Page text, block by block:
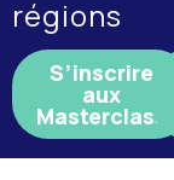
régions
S’inscrire
aux
Masterclass